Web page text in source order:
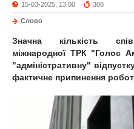
15-03-2025, 13:00 308
Слово
Значна кількість
міжнародної ТРК "Голос
"адміністративну"
фактичне припинення